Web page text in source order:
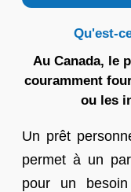
Qu'est-
Au Canada, le
couramment
ou les
Un prêt
permet à un
pour un